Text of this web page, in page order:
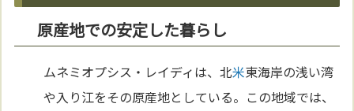
原産地での安定した暮らし
ムネミオプシス・レイディは、北米東海岸の浅い湾
や入り江をその原産地としている。この地域では、